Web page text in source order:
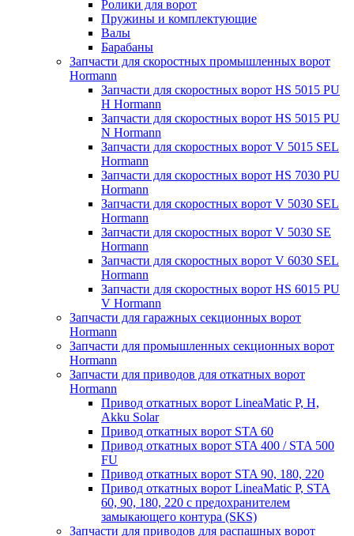
Ролики для ворот
Пружины и комплектующие
Валы
Барабаны
Запчасти для скоростных промышленных ворот
Hormann
Запчасти для скоростных ворот HS 5015 PU
H Hormann
Запчасти для скоростных ворот HS 5015 PU
N Hormann
Запчасти для скоростных ворот V 5015 SEL
Hormann
Запчасти для скоростных ворот HS 7030 PU
Hormann
Запчасти для скоростных ворот V 5030 SEL
Hormann
Запчасти для скоростных ворот V 5030 SE
Hormann
Запчасти для скоростных ворот V 6030 SEL
Hormann
Запчасти для скоростных ворот HS 6015 PU
V Hormann
Запчасти для гаражных секционных ворот
Hormann
Запчасти для промышленных секционных ворот
Hormann
Запчасти для приводов для откатных ворот
Hormann
Привод откатных ворот LineaMatic P, H,
Akku Solar
Привод откатных ворот STA 60
Привод откатных ворот STA 400 / STA 500
FU
Привод откатных ворот STA 90, 180, 220
Привод откатных ворот LineaMatic P, STA
60, 90, 180, 220 с предохранителем
замыкающего контура (SKS)
Запчасти для приводов для распашных ворот